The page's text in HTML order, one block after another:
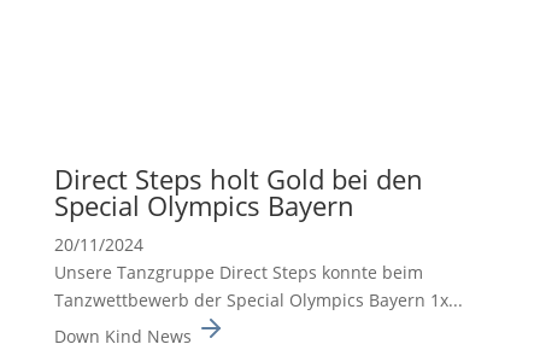
Direct Steps holt Gold bei den
Special Olympics Bayern
20/11/2024
Unsere Tanzgruppe Direct Steps konnte beim
Tanzwett­be­werb der Special Olympics Bayern 1x...
Down Kind News